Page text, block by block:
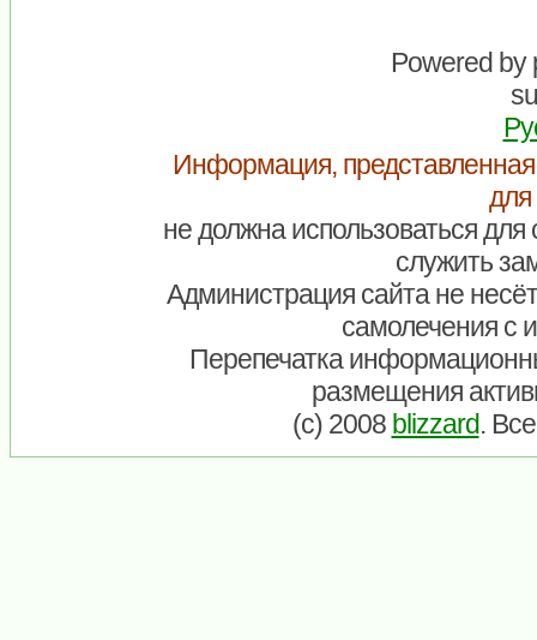
Powered by
Информация,
для
не должна использоваться
служить
Администрация сайта не
самолечения с
Перепечатка
размещения
(c) 2008 blizzard.